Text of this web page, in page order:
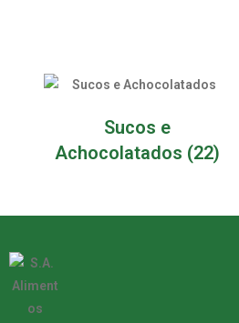
Sucos e
Achocolatados (22)